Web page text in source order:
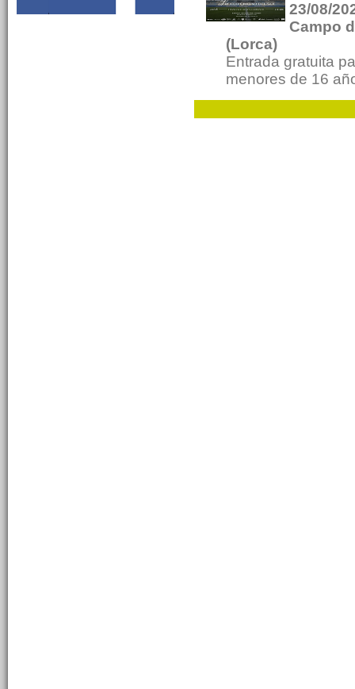
23/08/
Campo
(Lorca)
Entrada gratuita
menores de 16